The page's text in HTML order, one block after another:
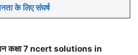
के लिए संघर्ष
कक्षा 7 ncert solutions in